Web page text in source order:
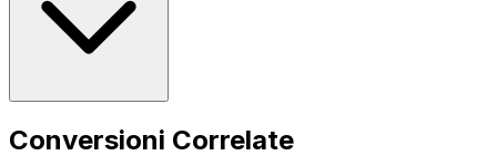
Conversioni Correlate